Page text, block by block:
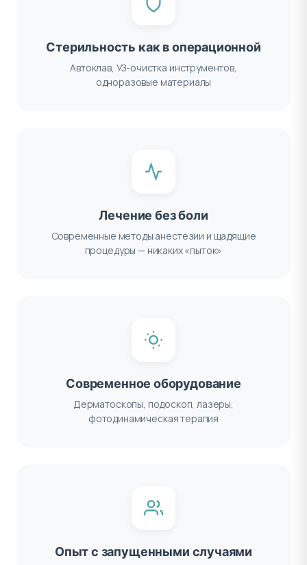
Стерильность как в операционной
Автоклав, УЗ-очистка инструментов,
одноразовые материалы
Лечение без боли
Современные методы анестезии и щадящие
процедуры — никаких «пыток»
Современное оборудование
Дерматоскопы, подоскоп, лазеры,
фотодинамическая терапия
Опыт с запущенными случаями